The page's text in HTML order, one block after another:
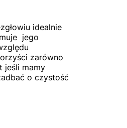
idealnie
jego
zarówno
jeśli mamy
o czystość